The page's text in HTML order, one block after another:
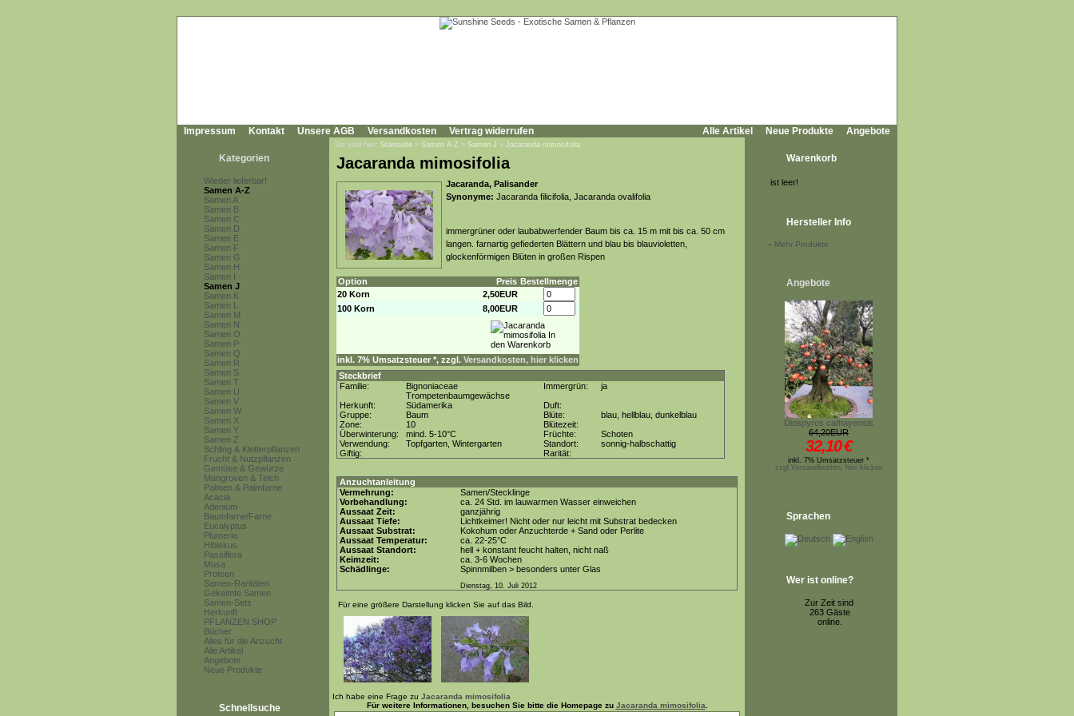
Impressum Kontakt Unsere AGB Versandkosten Vertrag widerrufen Alle Artikel Neue Produkte Angebote
Kategorien
Wieder lieferbar!
Samen A-Z
Samen A
Samen B
Samen C
Samen D
Samen E
Samen F
Samen G
Samen H
Samen I
Samen J
Samen K
Samen L
Samen M
Samen N
Samen O
Samen P
Samen Q
Samen R
Samen S
Samen T
Samen U
Samen V
Samen W
Samen X
Samen Y
Samen Z
Schling & Kletterpflanzen
Frucht & Nutzpflanzen
Gemüse & Gewürze
Mangroven & Teich
Palmen & Palmfarne
Acacia
Adenium
Baumfarne/Farne
Eucalyptus
Plumeria
Hibiskus
Passiflora
Musa
Proteen
Samen-Raritäten
Gekeimte Samen
Samen-Sets
Herkunft
PFLANZEN SHOP
Bücher
Alles für die Anzucht
Alle Artikel
Angebote
Neue Produkte
Schnellsuche
Sie sind hier: Startseite » Samen A-Z » Samen J » Jacaranda mimosifolia
Jacaranda mimosifolia
Jacaranda, Palisander
Synonyme: Jacaranda filicifolia, Jacaranda ovalifolia
immergrüner oder laubabwerfender Baum bis ca. 15 m mit bis ca. 50 cm
langen. farnartig gefiederten Blättern und blau bis blauvioletten,
glockenförmigen Blüten in großen Rispen
Option Preis Bestellmenge
20 Korn
2,50EUR
100 Korn
8,00EUR
inkl. 7% Umsatzsteuer *, zzgl. Versandkosten, hier klicken
Steckbrief
Familie:
Bignoniaceae
Trompetenbaumgewächse
Immergrün:
ja
Herkunft:
Südamerika
Duft:
Gruppe:
Baum Blüte:
blau, hellblau, dunkelblau
Zone:
10
Blütezeit:
Überwinterung:
mind. 5-10°C Früchte:
Schoten
Verwendung:
Topfgarten, Wintergarten Standort:
sonnig-halbschattig
Giftig:
Rarität:
Anzuchtanleitung
Vermehrung:
Samen/Stecklinge
Vorbehandlung:
ca. 24 Std. im lauwarmen Wasser einweichen
Aussaat Zeit:
ganzjährig
Aussaat Tiefe:
Lichtkeimer! Nicht oder nur leicht mit Substrat bedecken
Aussaat Substrat:
Kokohum oder Anzuchterde + Sand oder Perlite
Aussaat Temperatur:
ca. 22-25°C
Aussaat Standort:
hell + konstant feucht halten, nicht naß
Keimzeit:
ca. 3-6 Wochen
Schädlinge:
Spinnmilben > besonders unter Glas
Dienstag, 10. Juli 2012
Für eine größere Darstellung klicken Sie auf das Bild.
Ich habe eine Frage zu Jacaranda mimosifolia
Für weitere Informationen, besuchen Sie bitte die Homepage zu Jacaranda mimosifolia
Warenkorb
ist leer!
Hersteller Info
- Mehr Produkte
Angebote
Diospyros cathayensis
64,20EUR
32,10€
inkl. 7% Umsatzsteuer *
zzgl.Versandkosten, hier klicken
Sprachen
Wer ist online?
Zur Zeit sind
263 Gäste
online.